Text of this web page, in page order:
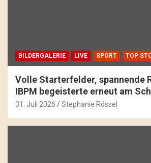
BILDERGALERIE LIVE SPORT TOP
Volle Starterfelder, spannende
IBPM begeisterte erneut am
31. Juli 2026 Stephanie Rössel